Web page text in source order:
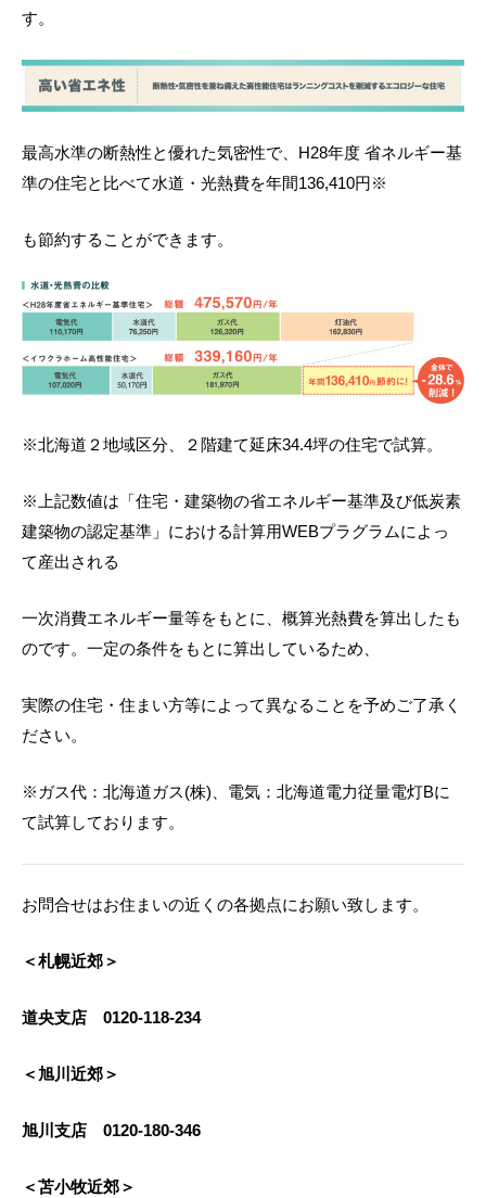
す。
最高水準の断熱性と優れた気密性で、H28年度 省ネルギー基
準の住宅と比べて水道・光熱費を年間136,410円※
も節約することができます。
※北海道２地域区分、２階建て延床34.4坪の住宅で試算。
※上記数値は「住宅・建築物の省エネルギー基準及び低炭素
建築物の認定基準」における計算用WEBプラグラムによっ
て産出される
一次消費エネルギー量等をもとに、概算光熱費を算出したも
のです。一定の条件をもとに算出しているため、
実際の住宅・住まい方等によって異なることを予めご了承く
ださい。
※ガス代：北海道ガス(株)、電気：北海道電力従量電灯Bに
て試算しております。
お問合せはお住まいの近くの各拠点にお願い致します。
＜札幌近郊＞
道央支店 0120-118-234
＜旭川近郊＞
旭川支店 0120-180-346
＜苫小牧近郊＞